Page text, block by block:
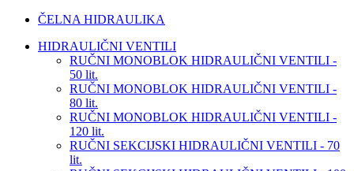
ČELNA HIDRAULIKA
HIDRAULIČNI VENTILI
RUČNI MONOBLOK HIDRAULIČNI VENTILI -
50 lit.
RUČNI MONOBLOK HIDRAULIČNI VENTILI -
80 lit.
RUČNI MONOBLOK HIDRAULIČNI VENTILI -
120 lit.
RUČNI SEKCIJSKI HIDRAULIČNI VENTILI - 70
lit.